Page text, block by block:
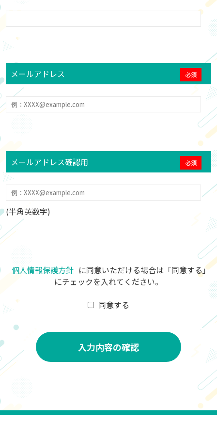
メールアドレス
メールアドレス確認用
(半角英数字)
個人情報保護方針 に同意いただける場合は「同意する」
にチェックを入れてください。
同意する